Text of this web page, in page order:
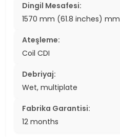
Dingil Mesafesi:
1570 mm (61.8 inches) mm
Ateşleme:
Coil CDI
Debriyaj:
Wet, multiplate
Fabrika Garantisi:
12 months